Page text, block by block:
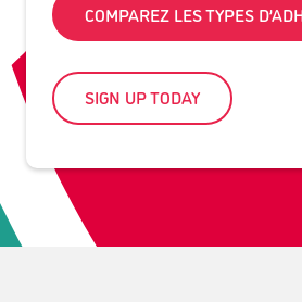
COMPAREZ LES TYPES
SIGN UP TODAY